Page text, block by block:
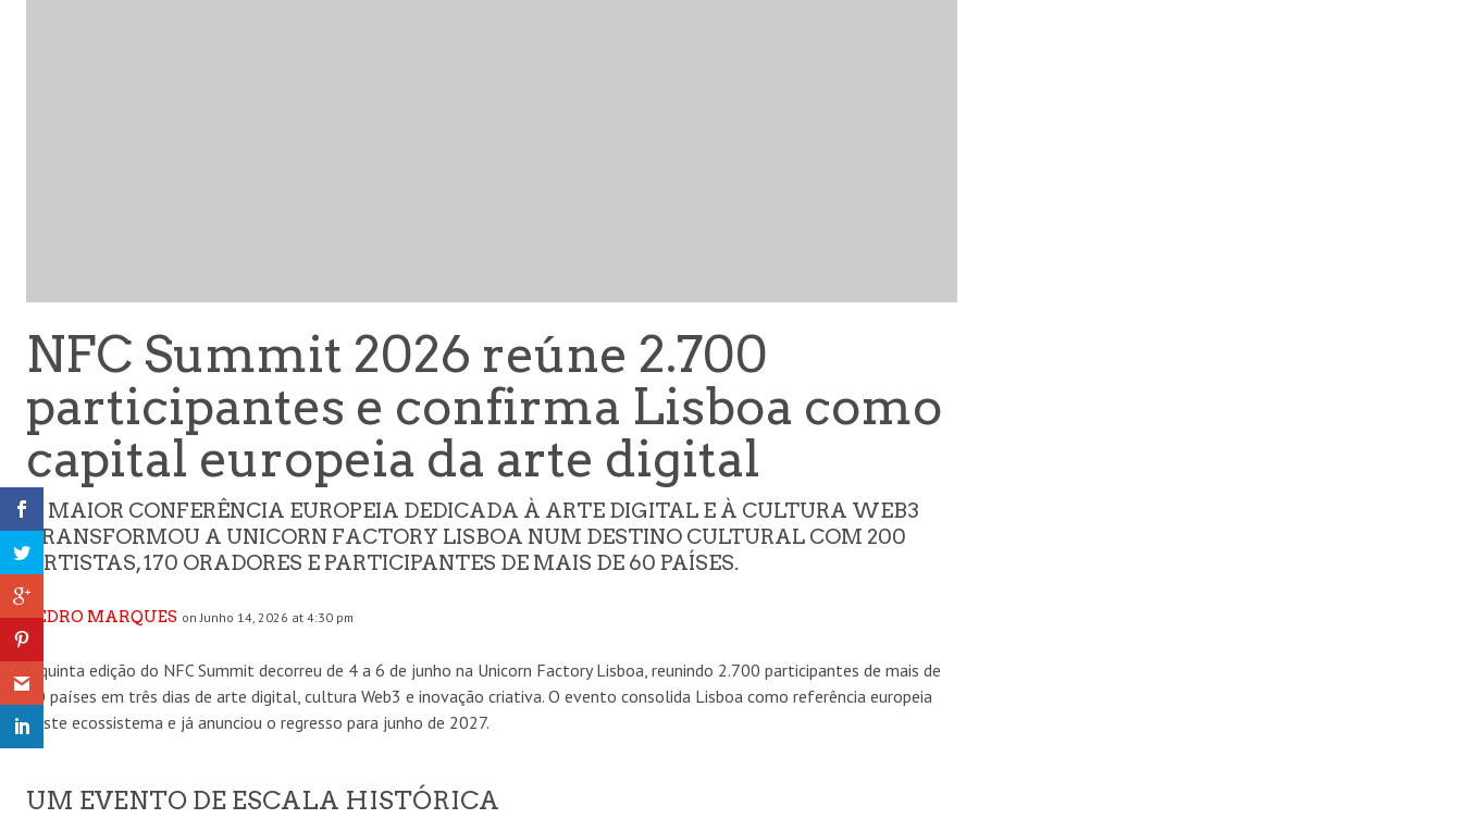
NFC Summit 2026 reúne 2.700
participantes e confirma Lisboa como
capital europeia da arte digital
A MAIOR CONFERÊNCIA EUROPEIA DEDICADA À ARTE DIGITAL E À CULTURA WEB3
TRANSFORMOU A UNICORN FACTORY LISBOA NUM DESTINO CULTURAL COM 200
ARTISTAS, 170 ORADORES E PARTICIPANTES DE MAIS DE 60 PAÍSES.
PEDRO MARQUES on Junho 14, 2026 at 4:30 pm
A quinta edição do NFC Summit decorreu de 4 a 6 de junho na Unicorn Factory Lisboa, reunindo 2.700 participantes de mais de
60 países em três dias de arte digital, cultura Web3 e inovação criativa. O evento consolida Lisboa como referência europeia
neste ecossistema e já anunciou o regresso para junho de 2027.
UM EVENTO DE ESCALA HISTÓRICA